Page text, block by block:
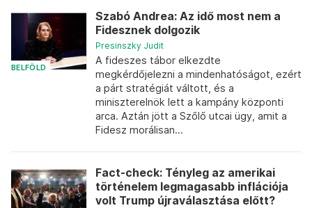
BELFÖLD
Szabó Andrea: Az idő most nem a
Fidesznek dolgozik
Presinszky Judit
A fideszes tábor elkezdte
megkérdőjelezni a mindenhatóságot, ezért
a párt stratégiát váltott, és a
miniszterelnök lett a kampány központi
arca. Aztán jött a Szőlő utcai ügy, amit a
Fidesz morálisan...
Fact-check: Tényleg az amerikai
történelem legmagasabb inflációja
volt Trump újraválasztása előtt?